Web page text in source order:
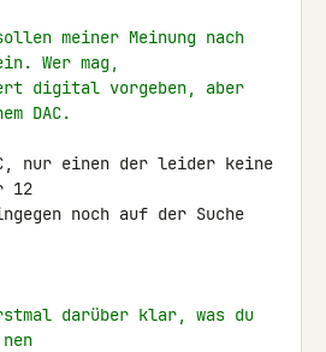
meiner Meinung nach
Wer mag,
digital vorgeben, aber
DAC.
nur einen der leider keine
12
noch auf der Suche
darüber klar, was du